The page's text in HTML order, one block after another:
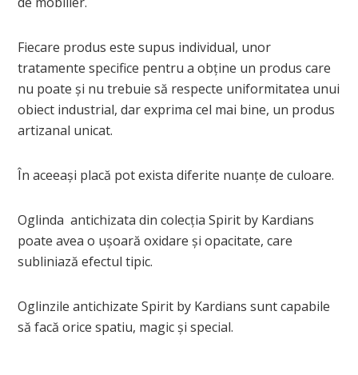
Fiecare produs este supus individual, unor
tratamente specifice pentru a obține un produs care
nu poate și nu trebuie să respecte uniformitatea unui
obiect industrial, dar exprima cel mai bine, un produs
artizanal unicat.
În aceeași placă pot exista diferite nuanțe de culoare.
Oglinda antichizata din colecția Spirit by Kardians
poate avea o ușoară oxidare și opacitate, care
subliniază efectul tipic.
Oglinzile antichizate Spirit by Kardians sunt capabile
să facă orice spatiu, magic și special.